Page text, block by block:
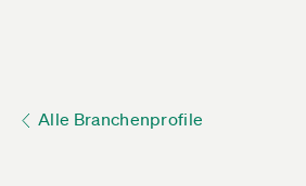
Alle Branchenprofile